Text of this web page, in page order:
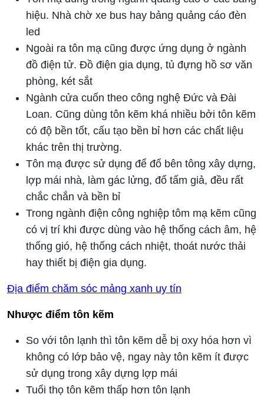
hiệu. Nhà chờ xe bus hay bảng quảng cáo đèn
led
Ngoài ra tôn mạ cũng được ứng dụng ở ngành
đồ điện tử. Đồ điện gia dụng, tủ đựng hồ sơ văn
phòng, két sắt
Ngành cửa cuốn theo công nghệ Đức và Đài
Loan. Cũng dùng tôn kẽm khá nhiều bởi tôn kẽm
có độ bền tốt, cấu tạo bền bỉ hơn các chất liệu
khác trên thị trường.
Tôn mạ được sử dụng để đổ bên tông xây dựng,
lợp mái nhà, làm gác lửng, đổ tấm giả, đều rất
chắc chắn và bền bỉ
Trong ngành điện công nghiệp tôm mạ kẽm cũng
có vị trí khi được dùng vào hệ thống cách âm, hệ
thống gió, hệ thống cách nhiệt, thoát nước thải
hay thiết bị điện gia dụng.
Địa điểm chăm sóc mảng xanh uy tín
Nhược điểm tôn kẽm
So với tôn lạnh thì tôn kẽm dễ bị oxy hóa hơn vì
không có lớp bảo vệ, ngay này tôn kẽm ít được
sử dụng trong xây dựng lợp mái
Tuổi thọ tôn kẽm thấp hơn tôn lạnh